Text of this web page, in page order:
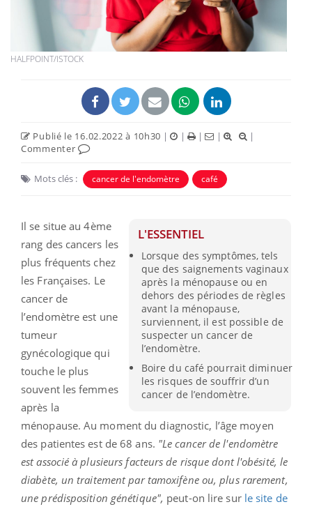
HALFPOINT/ISTOCK
Publié le 16.02.2022 à 10h30 | | | |
|
Commenter
Mots clés : cancer de l'endomètre café
L'ESSENTIEL
Lorsque des symptômes, tels
que des saignements vaginaux
après la ménopause ou en
dehors des périodes de règles
avant la ménopause,
surviennent, il est possible de
suspecter un cancer de
l’endomètre.
Boire du café pourrait diminuer
les risques de souffrir d’un
cancer de l’endomètre.
Il se situe au 4ème
rang des cancers les
plus fréquents chez
les Françaises. Le
cancer de
l’endomètre est une
tumeur
gynécologique qui
touche le plus
souvent les femmes
après la
ménopause. Au moment du diagnostic, l’âge moyen
des patientes est de 68 ans. "Le cancer de l'endomètre
est associé à plusieurs facteurs de risque dont l'obésité, le
diabète, un traitement par tamoxifène ou, plus rarement,
une prédisposition génétique", peut-on lire sur le site de